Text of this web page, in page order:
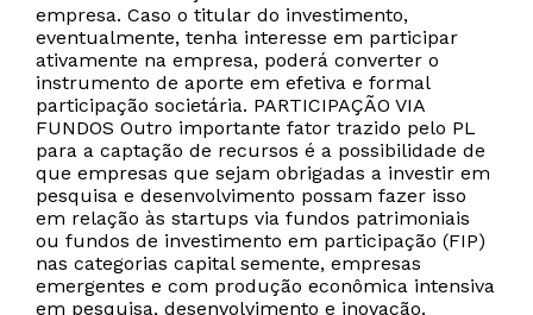
empresa. Caso o titular do investimento,
eventualmente, tenha interesse em participar
ativamente na empresa, poderá converter o
instrumento de aporte em efetiva e formal
participação societária. PARTICIPAÇÃO VIA
FUNDOS Outro importante fator trazido pelo PL
para a captação de recursos é a possibilidade de
que empresas que sejam obrigadas a investir em
pesquisa e desenvolvimento possam fazer isso
em relação às startups via fundos patrimoniais
ou fundos de investimento em participação (FIP)
nas categorias capital semente, empresas
emergentes e com produção econômica intensiva
em pesquisa, desenvolvimento e inovação.